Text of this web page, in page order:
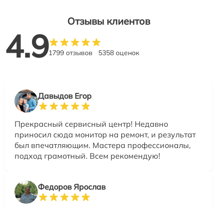
Отзывы клиентов
4.91799 отзывов 5358 оценок
Давыдов Егор
Прекрасный сервисный центр! Недавно
приносил сюда монитор на ремонт, и результат
был впечатляющим. Мастера профессионалы,
подход грамотный. Всем рекомендую!
Федоров Ярослав